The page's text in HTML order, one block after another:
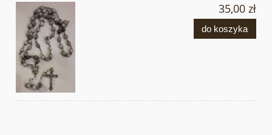
35,00 zł
do koszyka